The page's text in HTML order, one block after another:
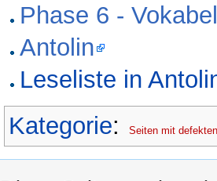
Phase 6 -
Antolin
Leseliste in
Kategorie: Seiten mit